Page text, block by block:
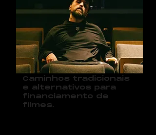
Caminhos tradicionais
e alternativos para
financiamento de
filmes.